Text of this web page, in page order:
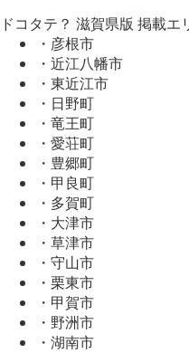
ドコタテ？ 滋賀県版 掲載エ
・彦根市
・近江八幡市
・東近江市
・日野町
・竜王町
・愛荘町
・豊郷町
・甲良町
・多賀町
・大津市
・草津市
・守山市
・栗東市
・甲賀市
・野洲市
・湖南市